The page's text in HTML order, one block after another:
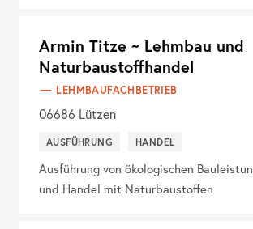
Armin Titze ~ Lehmbau und
Naturbaustoffhandel
LEHMBAUFACHBETRIEB
06686 Lützen
AUSFÜHRUNG HANDEL
Ausführung von ökologischen
und Handel mit Naturbaustoffen